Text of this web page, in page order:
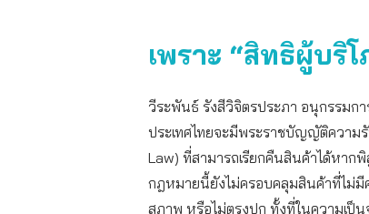
เพราะ “สิทธิผู้บริ
วีระพันธ์ รังสีวิจิตรประภา อนุกรรมก
ประเทศไทยจะมีพระราชบัญญัติความ
Law) ที่สามารถเรียกคืนสินค้าได้หาก
กฎหมายนี้ยังไม่ครอบคลุมสินค้าที่ไม่มี
สภาพ หรือไม่ตรงปก ทั้งที่ในความเป็